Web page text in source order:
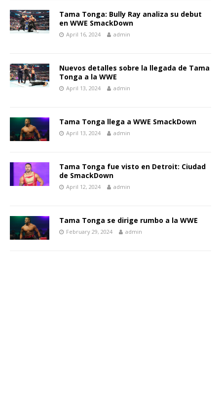
Tama Tonga: Bully Ray analiza su debut
en WWE SmackDown
April 16, 2024 admin
Nuevos detalles sobre la llegada de Tama
Tonga a la WWE
April 13, 2024 admin
Tama Tonga llega a WWE SmackDown
April 13, 2024 admin
Tama Tonga fue visto en Detroit: Ciudad
de SmackDown
April 12, 2024 admin
Tama Tonga se dirige rumbo a la WWE
February 29, 2024 admin